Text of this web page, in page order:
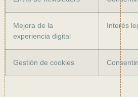
Mejora de la
experiencia digital
Interés
Gestión de cookies